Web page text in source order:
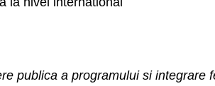
publica a programului si integrare